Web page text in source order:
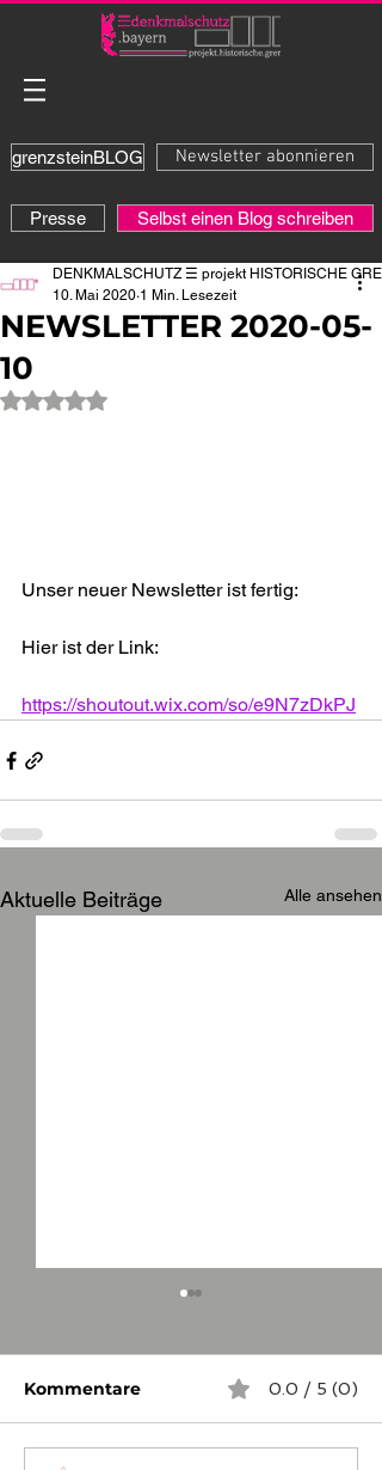
grenzsteinBLOG
Presse
Newsletter abonnieren
Selbst einen Blog schreiben
NEWSLETTER 2020-05-
10
DENKMALSCHUTZ ☰ projekt HISTORISCHE
10. Mai 2020 1 Min. Lesezeit
Mit NaN von 5 Sternen bewertet.
Unser neuer Newsletter ist fertig:
Hier ist der Link:
https://shoutout.wix.com/so/e9N7zDkPJ
Aktuelle Beiträge Alle ansehen
Kommentare 0.0 / 5 (0)